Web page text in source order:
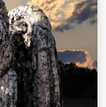
Krzelkowie
do dziedzicznego